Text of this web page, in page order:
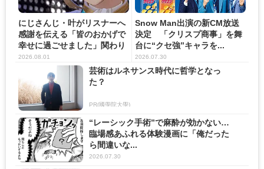
にじさんじ・叶がリスナーへ
感謝を伝える「皆のおかげで
幸せに過ごせました」関わり
の...
2026.08.01
Snow Man出演の新CM放送
決定 「クリスプ商事」を舞
台に“クセ強”キャラを...
2026.07.30
芸術はルネサンス時代に哲学となっ
た？
PR(國學院大學)
“レーシック手術”で麻酔が効かない…
臨場感あふれる体験漫画に「俺だった
ら間違いな...
2026.07.30